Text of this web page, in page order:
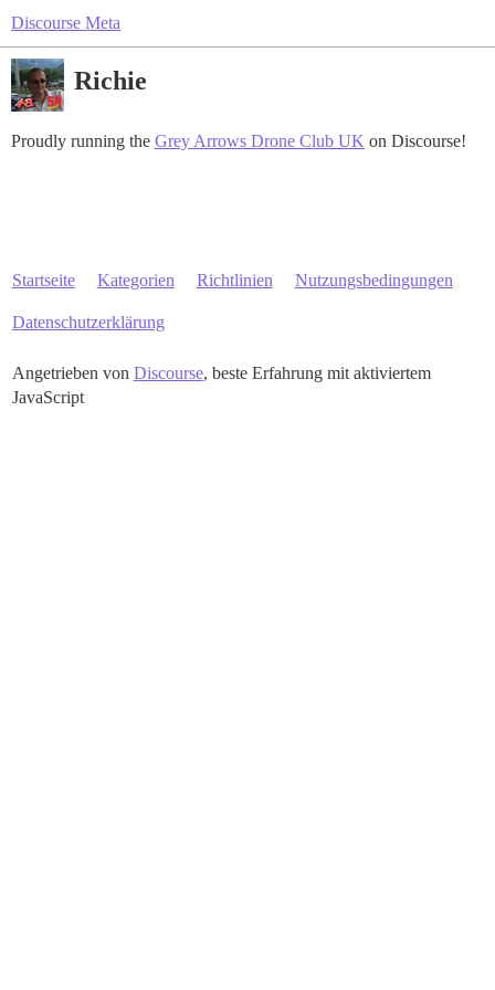
Discourse Meta
Richie
Proudly running the Grey Arrows Drone Club UK on Discourse!
Startseite Kategorien Richtlinien Nutzungsbedingungen
Datenschutzerklärung
Angetrieben von Discourse, beste Erfahrung mit aktiviertem
JavaScript